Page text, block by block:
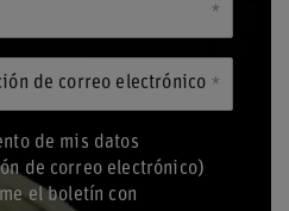
de correo electrónico
de mis datos
de correo electrónico)
el boletín con